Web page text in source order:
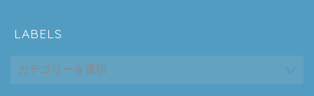
LABELS